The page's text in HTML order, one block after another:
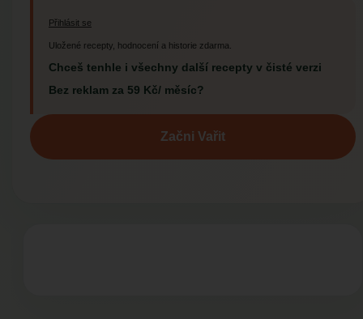
Přihlásit se
Uložené recepty, hodnocení a historie zdarma.
Chceš tenhle i všechny další recepty v čisté verzi
Bez reklam za 59 Kč/ měsíc?
Začni Vařit